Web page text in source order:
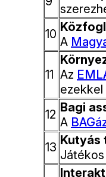
10
A
11 Az
12 Bagi
A
13 Kutyás